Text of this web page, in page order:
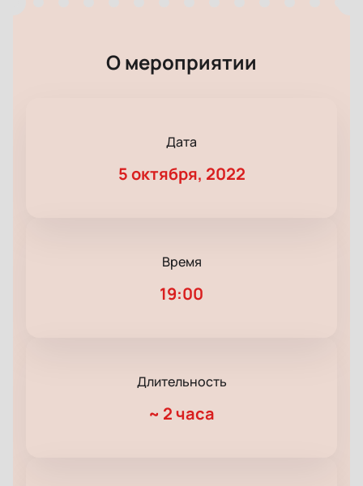
О мероприятии
Дата
5 октября, 2022
Время
19:00
Длительность
~ 2 часа